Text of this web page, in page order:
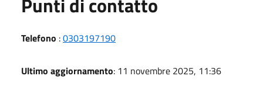
Telefono :0303197190
Ultimo aggiornamento: 11 novembre 2025, 11:36